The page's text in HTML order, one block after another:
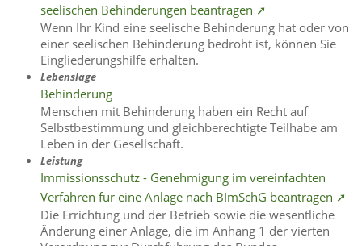
seelischen Behinderungen beantragen ➚
Wenn Ihr Kind eine seelische Behinderung hat oder von
einer seelischen Behinderung bedroht ist, können Sie
Eingliederungshilfe erhalten.
Lebenslage
Behinderung
Menschen mit Behinderung haben ein Recht auf
Selbstbestimmung und gleichberechtigte Teilhabe am
Leben in der Gesellschaft.
Leistung
Immissionsschutz - Genehmigung im vereinfachten
Verfahren für eine Anlage nach BImSchG beantragen ➚
Die Errichtung und der Betrieb sowie die wesentliche
Änderung einer Anlage, die im Anhang 1 der vierten